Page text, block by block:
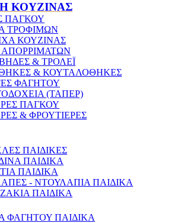
ΚΟΥΖΙΝΑΣ
ΠΑΓΚΟΥ
ΤΡΟΦΙΜΩΝ
ΚΟΥΖΙΝΑΣ
ΑΠΟΡΡΙΜΑΤΩΝ
& ΤΡΟΛΕΪ
& ΚΟΥΤΑΛΟΘΗΚΕΣ
ΦΑΓΗΤΟΥ
(ΤΑΠΕΡ)
ΠΑΓΚΟΥ
& ΦΡΟΥΤΙΕΡΕΣ
ΠΑΙΔΙΚΕΣ
ΠΑΙΔΙΚΑ
ΠΑΙΔΙΚΑ
- ΝΤΟΥΛΑΠΙΑ ΠΑΙΔΙΚΑ
ΠΑΙΔΙΚΑ
ΦΑΓΗΤΟΥ ΠΑΙΔΙΚΑ